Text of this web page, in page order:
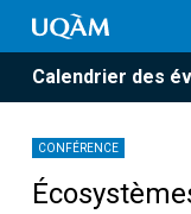
Calendrier des
CONFÉRENCE